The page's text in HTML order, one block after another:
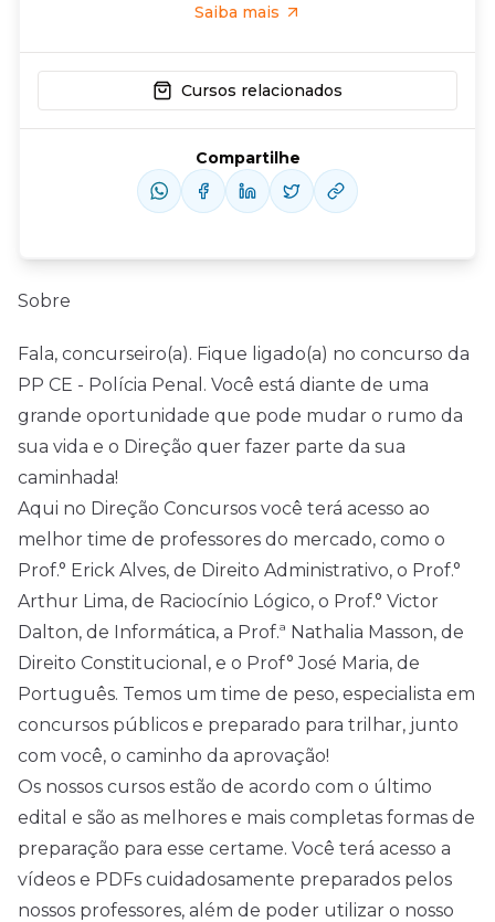
Sobre
Fala, concurseiro(a). Fique ligado(a) no concurso da
PP CE - Polícia Penal. Você está diante de uma
grande oportunidade que pode mudar o rumo da
sua vida e o Direção quer fazer parte da sua
caminhada!
Aqui no Direção Concursos você terá acesso ao
melhor time de professores do mercado, como o
Prof.° Erick Alves, de Direito Administrativo, o Prof.°
Arthur Lima, de Raciocínio Lógico, o Prof.° Victor
Dalton, de Informática, a Prof.ª Nathalia Masson, de
Direito Constitucional, e o Prof° José Maria, de
Português. Temos um time de peso, especialista em
concursos públicos e preparado para trilhar, junto
com você, o caminho da aprovação!
Os nossos cursos estão de acordo com o último
edital e são as melhores e mais completas formas de
preparação para esse certame. Você terá acesso a
vídeos e PDFs cuidadosamente preparados pelos
nossos professores, além de poder utilizar o nosso
Saiba mais
Cursos relacionados
Compartilhe